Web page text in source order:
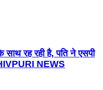
साथ रह रही है, पति ने एसपी
NEWS